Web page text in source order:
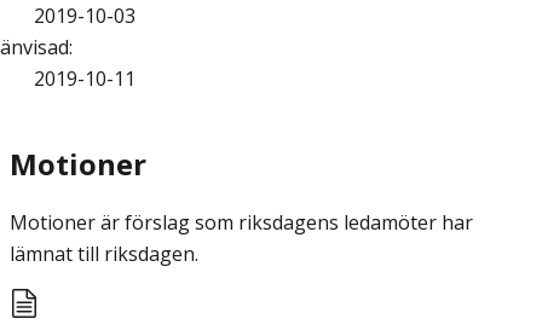
2019-10-03
:
2019-10-11
Motioner
Motioner är förslag som riksdagens ledamöter har
lämnat till riksdagen.